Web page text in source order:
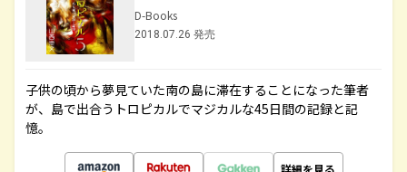
D-Books
2018.07.26 発売
子供の頃から夢見ていた南の島に滞在することになった筆者
が、島で出合うトロピカルでマジカルな45日間の記録と記
憶。
詳細を見る